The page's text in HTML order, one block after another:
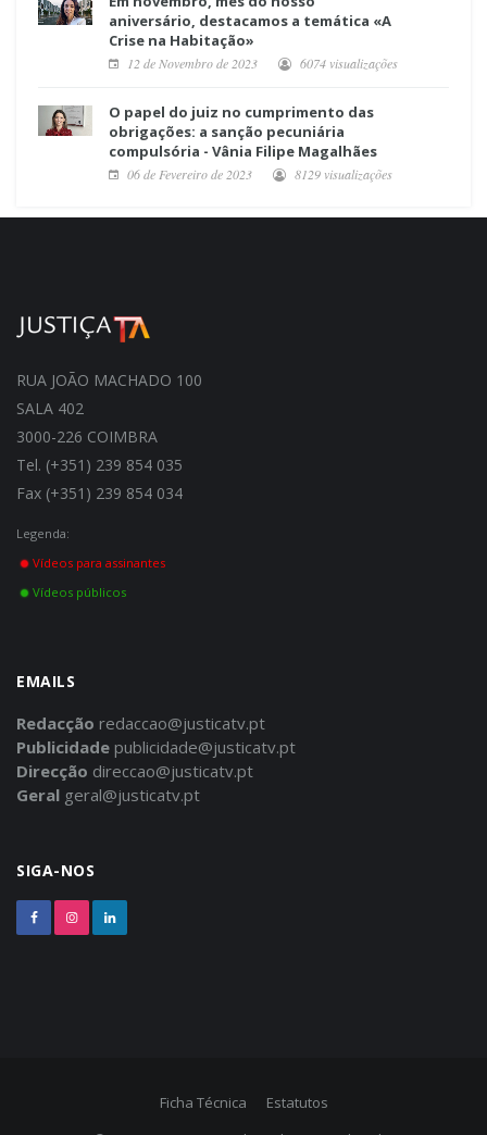
aniversário, destacamos a temática «A
Crise na Habitação»
12 de Novembro de 2023 6074 visualizações
O papel do juiz no cumprimento das
obrigações: a sanção pecuniária
compulsória - Vânia Filipe Magalhães
06 de Fevereiro de 2023 8129 visualizações
RUA JOÃO MACHADO 100
SALA 402
3000-226 COIMBRA
Tel. (+351) 239 854 035
Fax (+351) 239 854 034
Legenda:
Vídeos para assinantes
Vídeos públicos
EMAILS
Redacção redaccao@justicatv.pt
Publicidade publicidade@justicatv.pt
Direcção direccao@justicatv.pt
Geral geral@justicatv.pt
SIGA-NOS
Ficha Técnica
Estatutos